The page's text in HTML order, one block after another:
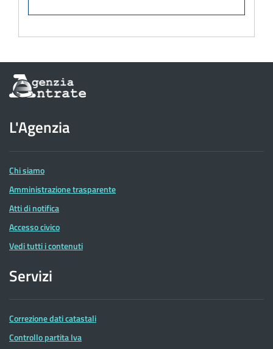
Informazioni
sul
dell'Agenzia
delle
Entrate
L'Agenzia
Chi siamo
Amministrazione trasparente
Atti di notifica
Accesso civico
Vedi tutti i contenuti
Servizi
Correzione dati catastali
Controllo partita Iva